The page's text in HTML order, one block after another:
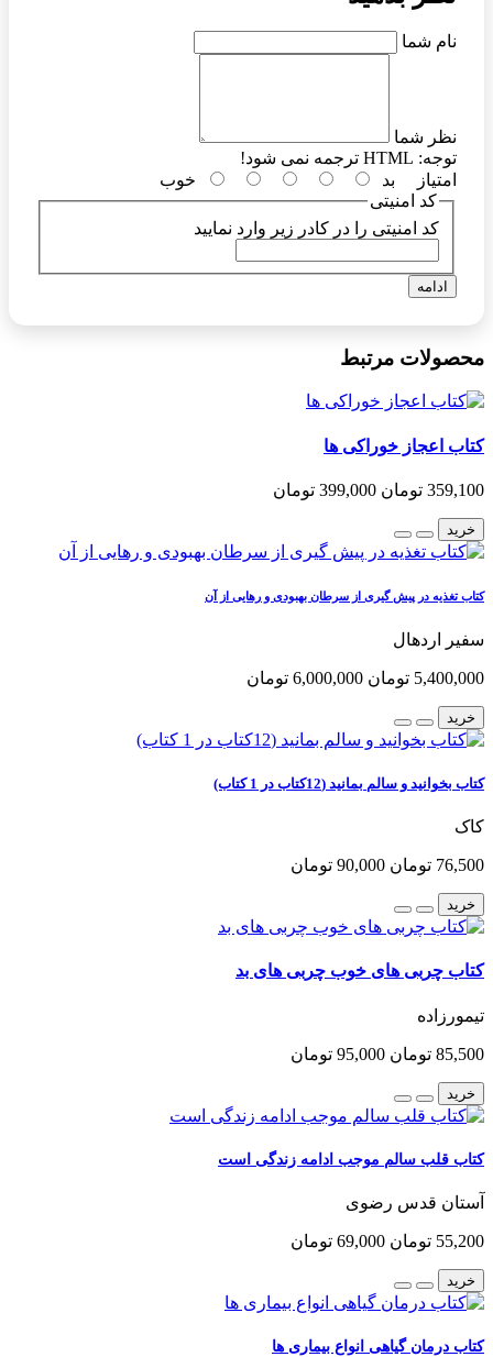
نام شما
نظر شما
توجه:
امتیاز
بد
خوب
کد امنیتی
کد امنیتی را در کادر زیر وارد نمایید
ادامه
محصولات مرتبط
کتاب اعجاز خوراکی ها
359,100 تومان 399,000 تومان
خرید
کتاب تغذیه در پیش گیری از سرطان بهبودی و رهایی از آن
سفیر اردهال
5,400,000 تومان 6,000,000 تومان
خرید
کتاب بخوانید و سالم بمانید (12کتاب در 1 کتاب)
کاک
76,500 تومان 90,000 تومان
خرید
کتاب چربی های خوب چربی های بد
تیمورزاده
85,500 تومان 95,000 تومان
خرید
کتاب قلب سالم موجب ادامه زندگی است
آستان قدس رضوی
55,200 تومان 69,000 تومان
خرید
کتاب درمان گیاهی انواع بیماری ها